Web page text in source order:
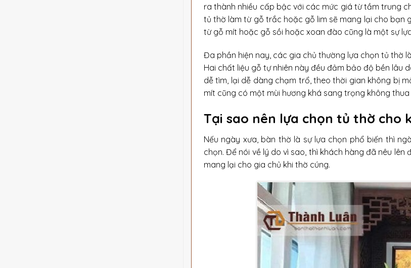
ra thành nhiều cấp bậc với các mức giá từ tầm trung
tủ thờ làm từ gỗ trắc hoặc gỗ lim sẽ mang lại cho bạn
từ gỗ mít hoặc gỗ sồi hoặc xoan đào cũng là một sự
Đa phần hiện nay, các gia chủ thường lựa chọn tủ thờ
Hai chất liệu gỗ tự nhiên này đều đảm bảo độ bền lâu
dễ tìm, lại dễ dàng chạm trổ, theo thời gian không bị
mít cũng có một mùi hương khá sang trọng không
Tại sao nên lựa chọn tủ thờ
Nếu ngày xưa, bàn thờ là sự lựa chọn phổ biến thì
chọn. Để nói về lý do vì sao, thì khách hàng đã nêu
mang lại cho gia chủ khi thờ cúng.